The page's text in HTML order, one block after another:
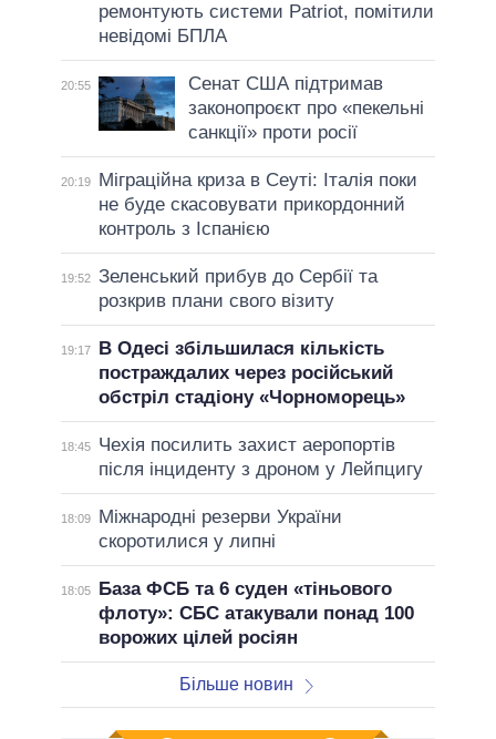
ремонтують системи Patriot, помітили
невідомі БПЛА
20:55
Сенат США підтримав
законопроєкт про «пекельні
санкції» проти росії
20:19
Міграційна криза в Сеуті: Італія поки
не буде скасовувати прикордонний
контроль з Іспанією
19:52 Зеленський прибув до Сербії та
розкрив плани свого візиту
19:17
В Одесі збільшилася кількість
постраждалих через російський
обстріл стадіону «Чорноморець»
18:45
Чехія посилить захист аеропортів
після інциденту з дроном у Лейпцигу
18:09
Міжнародні резерви України
скоротилися у липні
18:05
База ФСБ та 6 суден «тіньового
флоту»: СБС атакували понад 100
ворожих цілей росіян
Більше новин